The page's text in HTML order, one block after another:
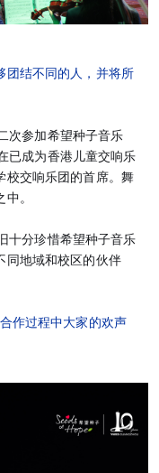
团结不同的人，并将所
次参加希望种子音乐
已成为香港儿童交响乐
校交响乐团的首席。舞
。
十分珍惜希望种子音乐
同地域和校区的伙伴
作过程中大家的欢声